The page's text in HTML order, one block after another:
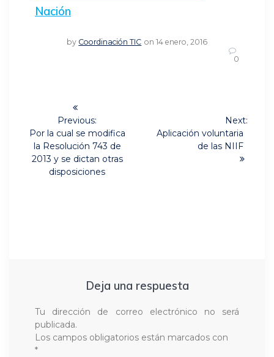
Nación
by Coordinación TIC on 14 enero, 2016
0
Navegación
entradas
Previous:
Previous
post:
Por la cual se modifica
la Resolución 743 de
2013 y se dictan otras
disposiciones
Next:
Next
Aplicación voluntaria
de las NIIF
Deja una respuesta
Tu dirección de correo electrónico no será
publicada.
Los campos obligatorios están marcados con
*